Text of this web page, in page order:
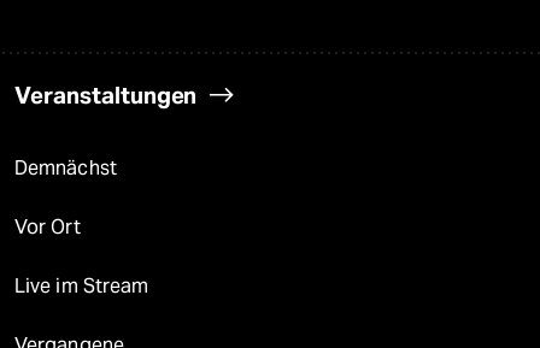
Veranstaltungen
Demnächst
Vor Ort
Live im Stream